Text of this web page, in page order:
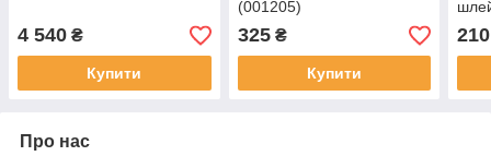
4 540 ₴
Купити
(001205)
325₴
Купити
210
Про нас